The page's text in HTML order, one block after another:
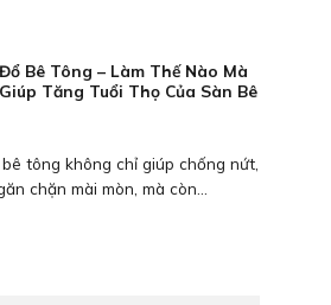
Bê Tông – Làm Thế Nào Mà
Tăng Tuổi Thọ Của Sàn Bê
tông không chỉ giúp chống nứt,
chặn mài mòn, mà còn...